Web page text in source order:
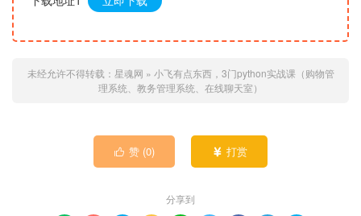
未经允许不得转载： 星魂网 » 小飞有点东西，3门python实战课（购物管
理系统、教务管理系统、在线聊天室）
 赞 (0)  打赏
分享到